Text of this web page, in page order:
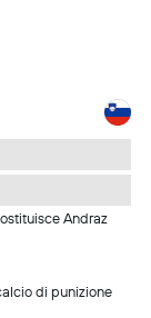
Andraz
di punizione